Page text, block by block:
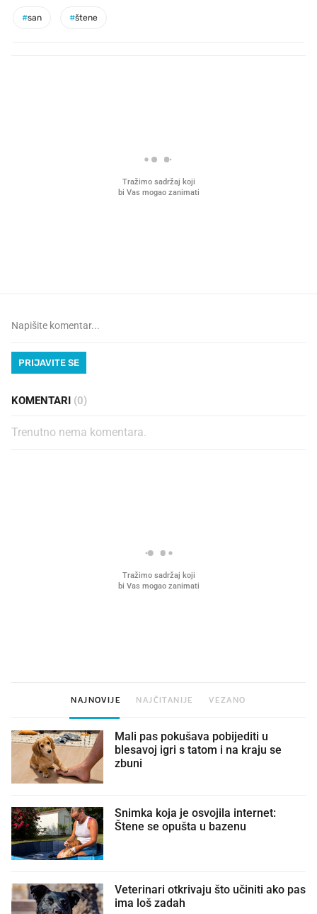
#san #štene
PRIJAVITE SE
KOMENTARI (0)
Trenutno nema komentara.
NAJNOVIJE NAJČITANIJE VEZANO
Mali pas pokušava pobijediti u
blesavoj igri s tatom i na kraju se
zbuni
Snimka koja je osvojila internet:
Štene se opušta u bazenu
Veterinari otkrivaju što učiniti ako pas
ima loš zadah